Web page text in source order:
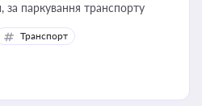
плату за земельні ділянки, за паркування транспорту
Транспорт